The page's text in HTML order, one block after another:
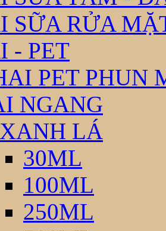
SỮA RỬA
- PET
PET PHUN
NGANG
XANH LÁ
30ML
100ML
250ML